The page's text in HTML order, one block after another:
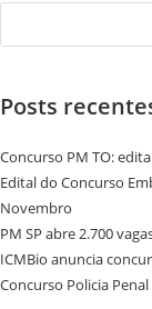
Posts
Concurso PM TO:
Edital do Concurso
Novembro
PM SP abre 2.700
ICMBio anuncia
Concurso Policia